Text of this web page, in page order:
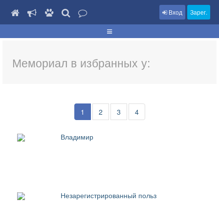
Вход Зарег.
Мемориал в избранных у:
1 2 3 4
Владимир
Незарегистрированный польз